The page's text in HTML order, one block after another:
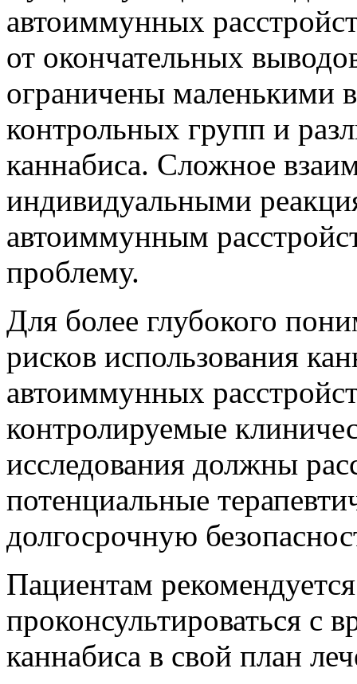
автоиммунных
от окончательных
ограничены маленькими
контрольных групп и
каннабиса. Сложное
индивидуальными
автоиммунным
проблему.
Для более глубокого
рисков использования
автоиммунных
контролируемые
исследования должны
потенциальные
долгосрочную
Пациентам
проконсультироваться с
каннабиса в свой план